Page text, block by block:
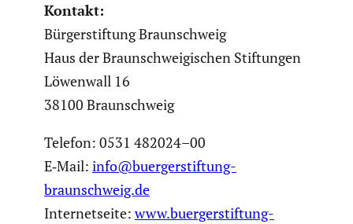
Kontakt:
Bürger­stif­tung Braun­schweig
Haus der Braun­schwei­gi­schen Stiftungen
Löwenwall 16
38100 Braun­schweig
Telefon: 0531 482024–00
E‑Mail: info@buergerstiftung-
braunschweig.de
Inter­net­seite:www.buergerstiftung-